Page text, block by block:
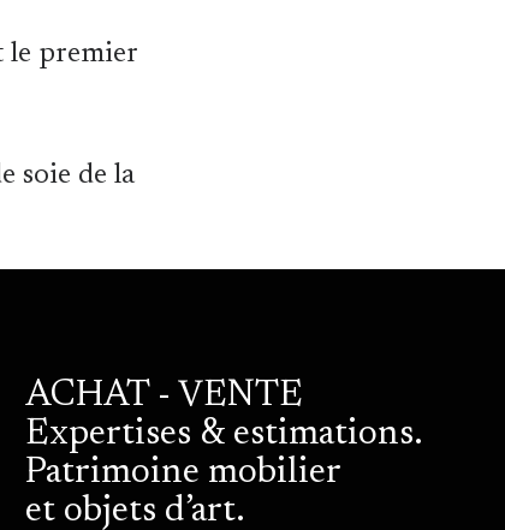
le premier
soie de la
ACHAT - VENTE
Expertises & estimations.
Patrimoine mobilier
et objets d’art.